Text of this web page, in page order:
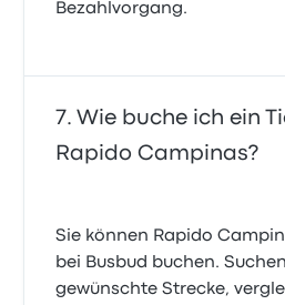
Bezahlvorgang.
Wie buche ich ein
Rapido Campinas?
Sie können Rapido
bei Busbud buchen.
gewünschte Strecke,